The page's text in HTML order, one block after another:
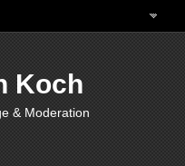
Koch
& Moderation